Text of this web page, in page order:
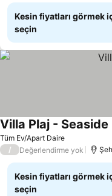
Kesin fiyatları görmek
seçin
Tüm Ev/Apart Daire
Villa Plaj - Seaside
/ Değerlendirme yok
Kesin fiyatları görmek
seçin